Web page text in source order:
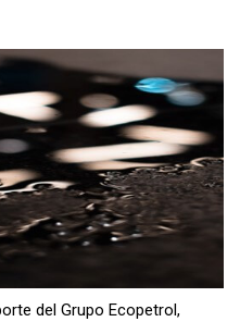
del Grupo Ecopetrol,